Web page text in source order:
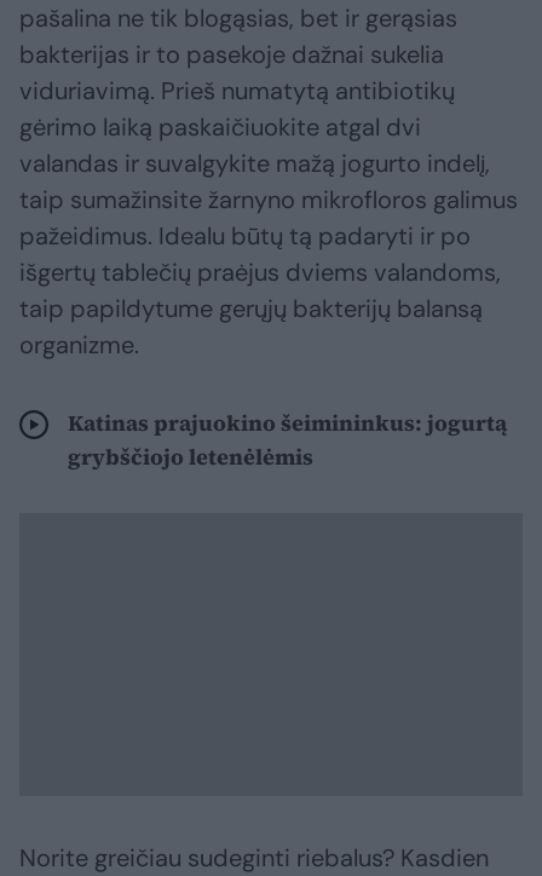
pašalina ne tik blogąsias, bet ir gerąsias
bakterijas ir to pasekoje dažnai sukelia
viduriavimą. Prieš numatytą antibiotikų
gėrimo laiką paskaičiuokite atgal dvi
valandas ir suvalgykite mažą jogurto indelį,
taip sumažinsite žarnyno mikrofloros galimus
pažeidimus. Idealu būtų tą padaryti ir po
išgertų tablečių praėjus dviems valandoms,
taip papildytume gerųjų bakterijų balansą
organizme.
Katinas prajuokino šeimininkus: jogurtą
grybščiojo letenėlėmis
Norite greičiau sudeginti riebalus? Kasdien